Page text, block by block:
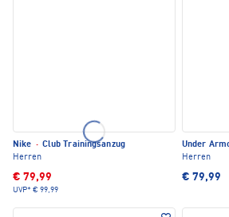
Nike · Club Trainingsanzug
Herren
€ 79,99
UVP* € 99,99
Under
Herren
€ 79,99